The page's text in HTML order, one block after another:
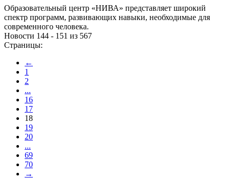
Образовательный центр «НИВА» представляет широкий
спектр программ, развивающих навыки, необходимые для
современного человека.
Новости 144 - 151 из 567
Страницы:
←
1
2
...
16
17
18
19
20
...
69
70
→